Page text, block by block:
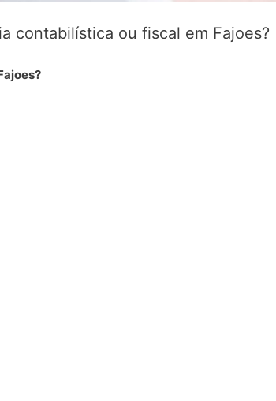
contabilística ou fiscal em Fajoes?